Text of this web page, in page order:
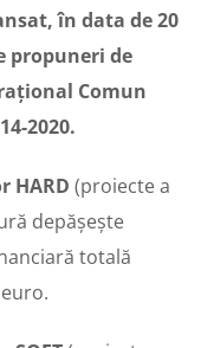
în data de 20
propuneri de
Comun
2020.
HARD (proiecte a
depășește
totală